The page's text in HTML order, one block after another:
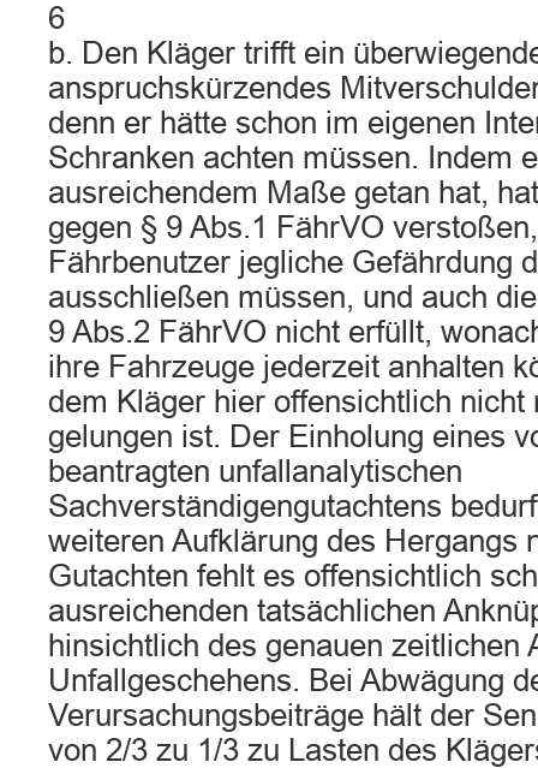
6
b. Den Kläger trifft ein
anspruchskürzendes
denn er hätte schon im eigenen
Schranken achten müssen. Indem
ausreichendem Maße getan hat,
gegen § 9 Abs.1 FährVO
Fährbenutzer jegliche Gefährdung
ausschließen müssen, und auch
9 Abs.2 FährVO nicht erfüllt,
ihre Fahrzeuge jederzeit anhalten
dem Kläger hier offensichtlich nicht
gelungen ist. Der Einholung eines
beantragten unfallanalytischen
Sachverständigengutachtens
weiteren Aufklärung des Hergangs
Gutachten fehlt es offensichtlich
ausreichenden tatsächlichen
hinsichtlich des genauen zeitlichen
Unfallgeschehens. Bei Abwägung
Verursachungsbeiträge hält der
von 2/3 zu 1/3 zu Lasten des